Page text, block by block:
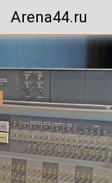
Arena44.ru